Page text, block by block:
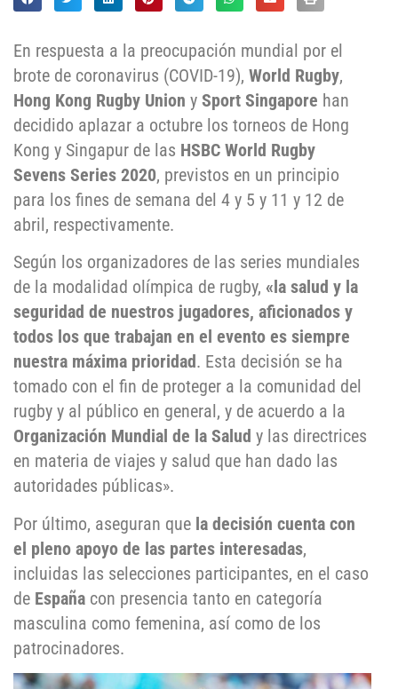
En respuesta a la preocupación mundial por el
brote de coronavirus (COVID-19), World Rugby,
Hong Kong Rugby Union y Sport Singapore han
decidido aplazar a octubre los torneos de Hong
Kong y Singapur de las HSBC World Rugby
Sevens Series 2020, previstos en un principio
para los fines de semana del 4 y 5 y 11 y 12 de
abril, respectivamente.
Según los organizadores de las series mundiales
de la modalidad olímpica de rugby, «la salud y la
seguridad de nuestros jugadores, aficionados y
todos los que trabajan en el evento es siempre
nuestra máxima prioridad. Esta decisión se ha
tomado con el fin de proteger a la comunidad del
rugby y al público en general, y de acuerdo a la
Organización Mundial de la Salud y las directrices
en materia de viajes y salud que han dado las
autoridades públicas».
Por último, aseguran que la decisión cuenta con
el pleno apoyo de las partes interesadas,
incluidas las selecciones participantes, en el caso
de España con presencia tanto en categoría
masculina como femenina, así como de los
patrocinadores.